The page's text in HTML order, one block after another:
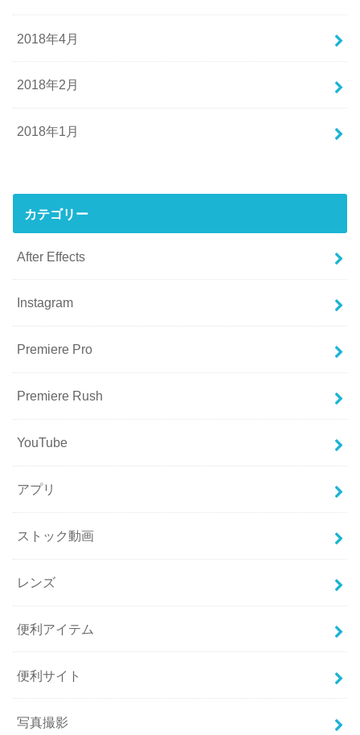
2018年4月
2018年2月
2018年1月
カテゴリー
After Effects
Instagram
Premiere Pro
Premiere Rush
YouTube
アプリ
ストック動画
レンズ
便利アイテム
便利サイト
写真撮影